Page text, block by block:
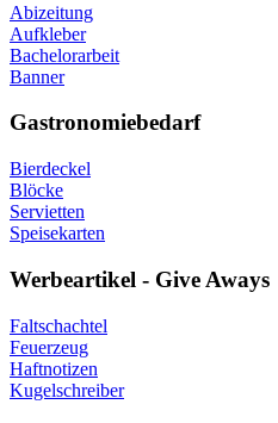
Abizeitung
Aufkleber
Bachelorarbeit
Banner
Gastronomiebedarf
Bierdeckel
Blöcke
Servietten
Speisekarten
Werbeartikel - Give Aways
Faltschachtel
Feuerzeug
Haftnotizen
Kugelschreiber